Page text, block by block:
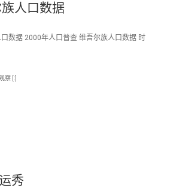
人口数据
数据 2000年人口普查 维吾尔族人口数据 时
察 [:]
秀